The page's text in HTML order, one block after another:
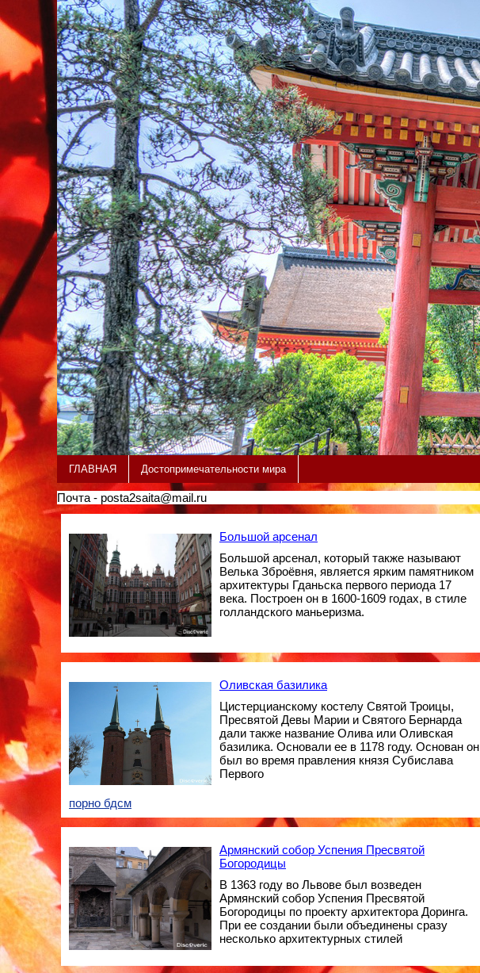
ГЛАВНАЯ Достопримечательности мира
Почта - posta2saita@mail.ru
Большой арсенал
Большой арсенал, который также называют
Велька Зброёвня, является ярким памятником
архитектуры Гданьска первого периода 17
века. Построен он в 1600-1609 годах, в стиле
голландского маньеризма.
Оливская базилика
Цистерцианскому костелу Святой Троицы,
Пресвятой Девы Марии и Святого Бернарда
дали также название Олива или Оливская
базилика. Основали ее в 1178 году. Основан он
был во время правления князя Субислава
Первого
порно бдсм
Армянский собор Успения Пресвятой
Богородицы
В 1363 году во Львове был возведен
Армянский собор Успения Пресвятой
Богородицы по проекту архитектора Доринга.
При ее создании были объединены сразу
несколько архитектурных стилей